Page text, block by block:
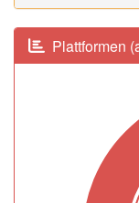
Plattformen